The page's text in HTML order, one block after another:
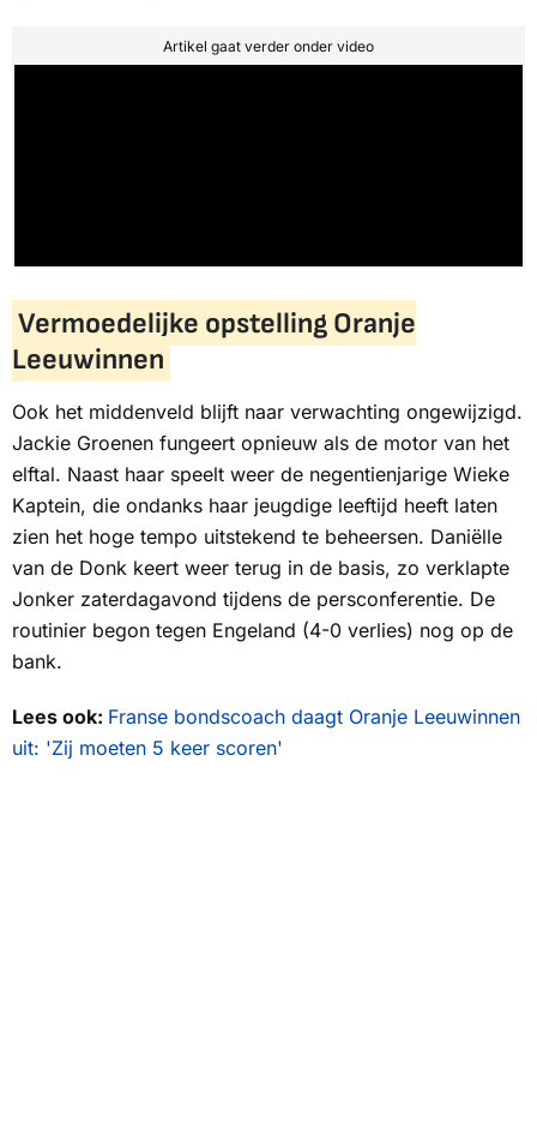
Artikel gaat verder onder video
Vermoedelijke opstelling Oranje
Leeuwinnen
Ook het middenveld blijft naar verwachting ongewijzigd.
Jackie Groenen fungeert opnieuw als de motor van het
elftal. Naast haar speelt weer de negentienjarige Wieke
Kaptein, die ondanks haar jeugdige leeftijd heeft laten
zien het hoge tempo uitstekend te beheersen. Daniëlle
van de Donk keert weer terug in de basis, zo verklapte
Jonker zaterdagavond tijdens de persconferentie. De
routinier begon tegen Engeland (4-0 verlies) nog op de
bank.
Lees ook: Franse bondscoach daagt Oranje Leeuwinnen
uit: 'Zij moeten 5 keer scoren'